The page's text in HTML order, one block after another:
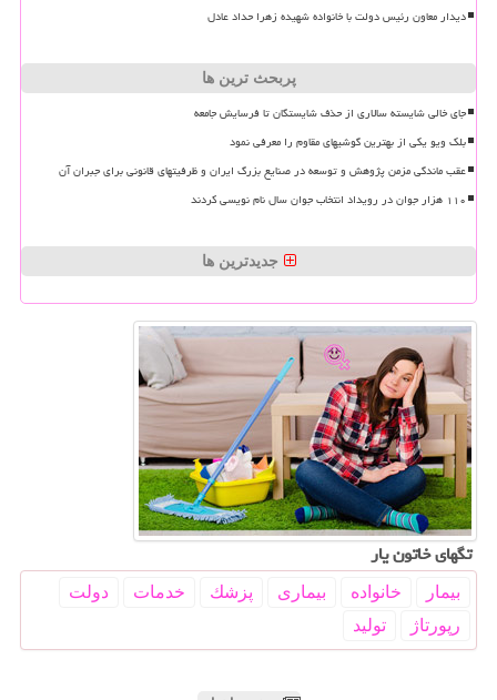
دیدار معاون رئیس دولت با خانواده شهیده زهرا حداد عادل
پربحث ترین ها
جای خالی شایسته سالاری از حذف شایستگان تا فرسایش جامعه
بلک ویو یکی از بهترین گوشیهای مقاوم را معرفی نمود
عقب ماندگی مزمن پژوهش و توسعه در صنایع بزرگ ایران و ظرفیتهای قانونی برای جبران آن
۱۱۰ هزار جوان در رویداد انتخاب جوان سال نام نویسی کردند
جدیدترین ها
تگهای خاتون یار
بیمار خانواده بیماری پزشك خدمات
دولت
رپورتاژ
تولید